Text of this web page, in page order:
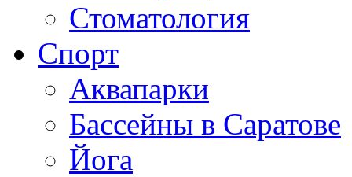
Стоматология
Спорт
Аквапарки
Бассейны в Саратове
Йога